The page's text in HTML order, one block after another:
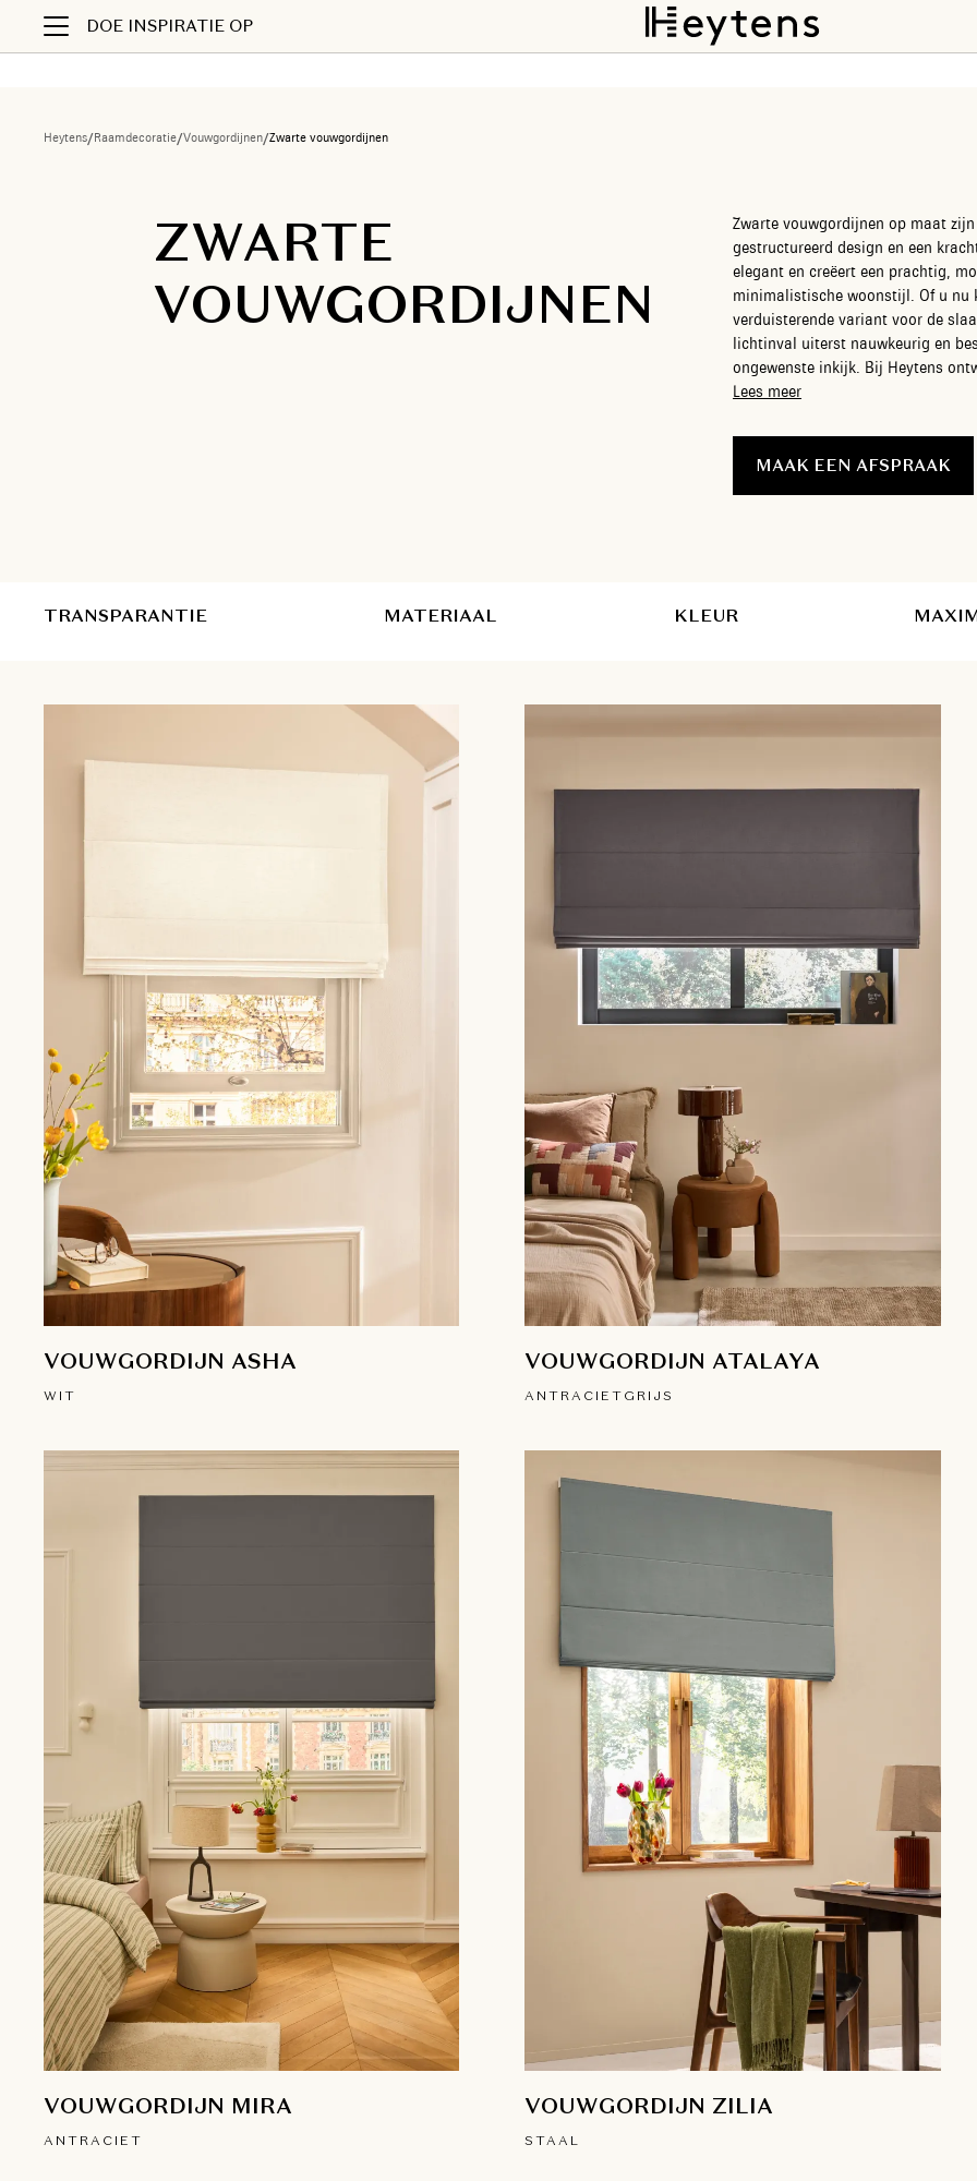
DOE INSPIRATIE OP
Heytens/Raamdecoratie/Vouwgordijnen/Zwarte vouwgordijnen
ZWARTE
VOUWGORDIJNEN
Zwarte vouwgordijnen op maat
gestructureerd design en een
elegant en creëert een prachtig,
minimalistische woonstijl. Of u nu
verduisterende variant voor de
lichtinval uiterst nauwkeurig en
ongewenste inkijk. Bij Heytens
volledig naar wens, van verfijnde
stijladvies bij u thuis en een
plaatsing door onze eigen
Lees meer
MAAK EEN AFSPRAAK
TRANSPARANTIE MATERIAAL KLEUR
VOUWGORDIJN ASHA
WIT
VOUWGORDIJN ATALAYA
ANTRACIETGRIJS
VOUWGORDIJN MIRA
ANTRACIET
VOUWGORDIJN ZILIA
STAAL